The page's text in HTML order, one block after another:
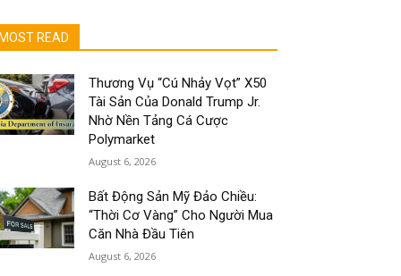
MOST READ
Thương Vụ “Cú Nhảy Vọt” X50
Tài Sản Của Donald Trump Jr.
Nhờ Nền Tảng Cá Cược
Polymarket
August 6, 2026
Bất Động Sản Mỹ Đảo Chiều:
“Thời Cơ Vàng” Cho Người Mua
Căn Nhà Đầu Tiên
August 6, 2026